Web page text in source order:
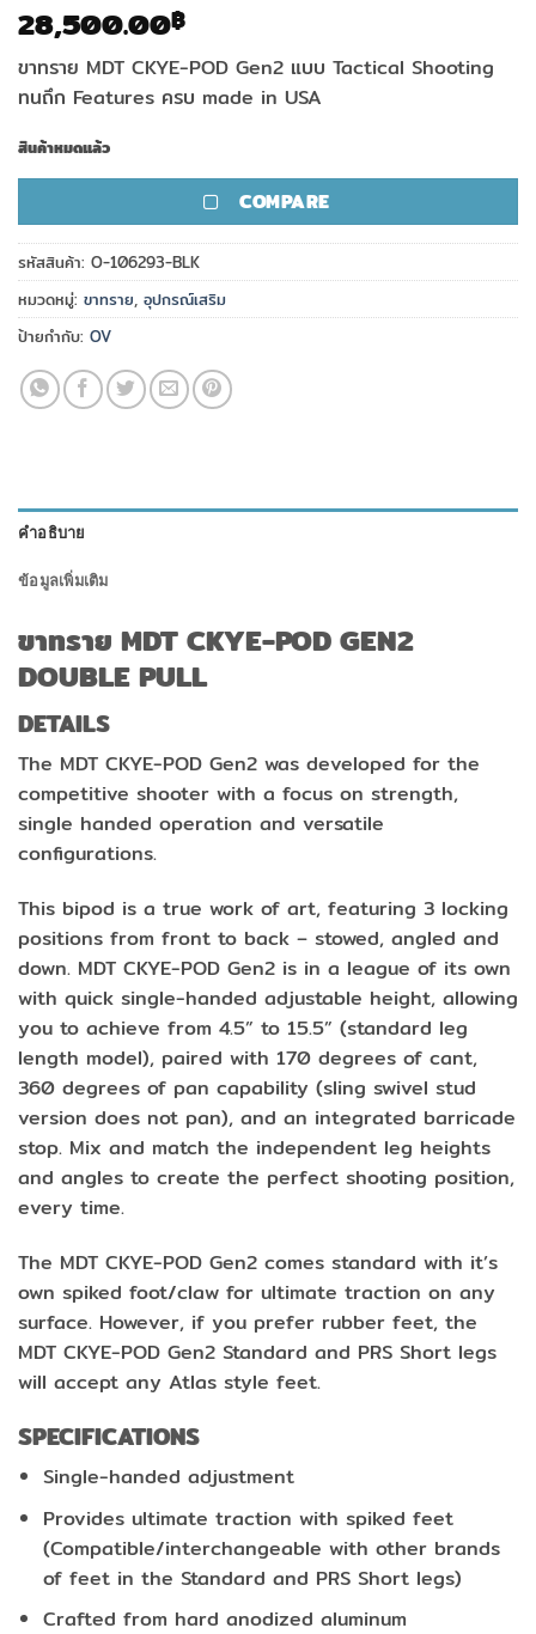
28,500.00฿
ขาทราย MDT CKYE-POD Gen2 แบบ Tactical Shooting
ทนถึก Features ครบ made in USA
สินค้าหมดแล้ว
COMPARE
รหัสสินค้า: O-106293-BLK
หมวดหมู่: ขาทราย, อุปกรณ์เสริม
ป้ายกำกับ: OV
คำอธิบาย
ข้อมูลเพิ่มเติม
ขาทราย MDT CKYE-POD GEN2
DOUBLE PULL
DETAILS
The MDT CKYE-POD Gen2 was developed for the
competitive shooter with a focus on strength,
single handed operation and versatile
configurations.
This bipod is a true work of art, featuring 3 locking
positions from front to back – stowed, angled and
down. MDT CKYE-POD Gen2 is in a league of its own
with quick single-handed adjustable height, allowing
you to achieve from 4.5” to 15.5” (standard leg
length model), paired with 170 degrees of cant,
360 degrees of pan capability (sling swivel stud
version does not pan), and an integrated barricade
stop. Mix and match the independent leg heights
and angles to create the perfect shooting position,
every time.
The MDT CKYE-POD Gen2 comes standard with it’s
own spiked foot/claw for ultimate traction on any
surface. However, if you prefer rubber feet, the
MDT CKYE-POD Gen2 Standard and PRS Short legs
will accept any Atlas style feet.
SPECIFICATIONS
Single-handed adjustment
Provides ultimate traction with spiked feet
(Compatible/interchangeable with other brands
of feet in the Standard and PRS Short legs)
Crafted from hard anodized aluminum